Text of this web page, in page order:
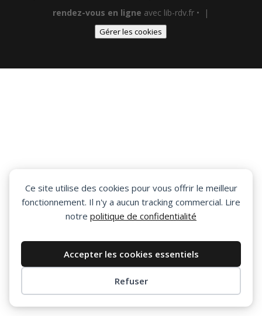
Ce site utilise des cookies pour vous offrir le meilleur
fonctionnement. Il n'y a aucun tracking commercial. Lire
notre politique de confidentialité
Accepter les cookies essentiels
Refuser
rendez-vous en ligne avec lib-rdv.fr • |
Gérer les cookies